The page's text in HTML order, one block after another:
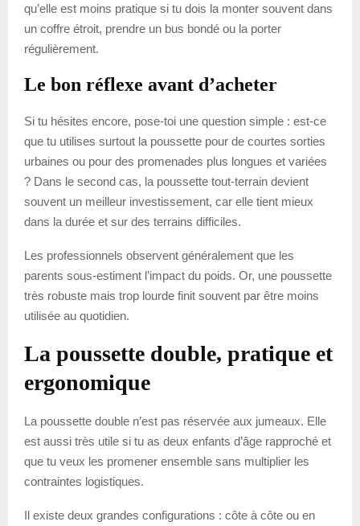
qu’elle est moins pratique si tu dois la monter souvent dans
un coffre étroit, prendre un bus bondé ou la porter
régulièrement.
Le bon réflexe avant d’acheter
Si tu hésites encore, pose-toi une question simple : est-ce
que tu utilises surtout la poussette pour de courtes sorties
urbaines ou pour des promenades plus longues et variées
? Dans le second cas, la poussette tout-terrain devient
souvent un meilleur investissement, car elle tient mieux
dans la durée et sur des terrains difficiles.
Les professionnels observent généralement que les
parents sous-estiment l’impact du poids. Or, une poussette
très robuste mais trop lourde finit souvent par être moins
utilisée au quotidien.
La poussette double, pratique et
ergonomique
La poussette double n’est pas réservée aux jumeaux. Elle
est aussi très utile si tu as deux enfants d’âge rapproché et
que tu veux les promener ensemble sans multiplier les
contraintes logistiques.
Il existe deux grandes configurations : côte à côte ou en